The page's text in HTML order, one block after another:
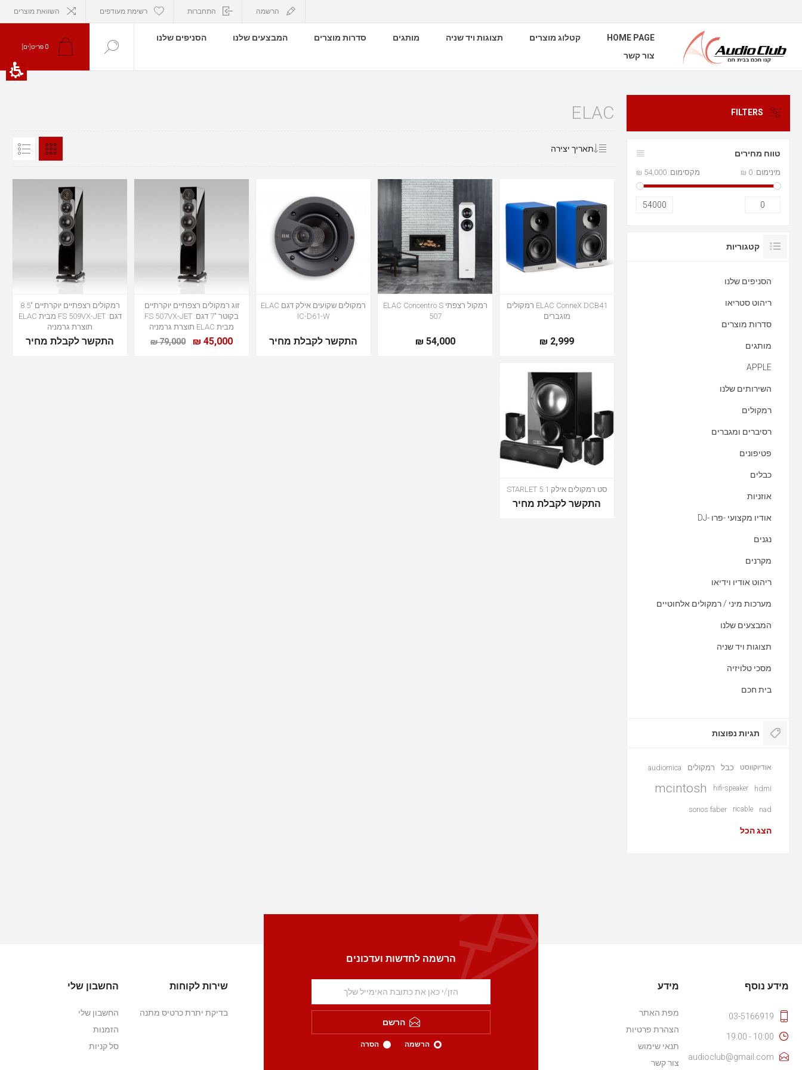
הרשמה התחברות רשימת מעודפים השוואת מוצרים
HOME PAGE קטלוג מוצרים תצוגות ויד שניה מותגים סדרות מוצרים המבצעים שלנו
הסניפים שלנו
צור קשר
0 פריט[ים]
ELAC
ELAC ConneX DCB41 רמקולים
מוגברים
2,999 ₪
רמקול רצפתי ELAC Concentro S
507
54,000 ₪
רמקולים שקועים אילק דגם ELAC
IC-D61-W
התקשר לקבלת מחיר
זוג רמקולים רצפתיים יוקרתיים
בקוטר "7 דגם: FS 507VX-JET
מבית ELAC תוצרת גרמניה
45,000 ₪
79,000 ₪
רמקולים רצפתיים יוקרתיים "8.5
דגם: FS 509VX-JET מבית ELAC
תוצרת גרמניה
התקשר לקבלת מחיר
סט רמקולים אילק STARLET 5.1
התקשר לקבלת מחיר
FILTERS
טווח מחירים
מינימום: 0 ₪ מקסימום: 54,000 ₪
0
54000
קטגוריות
הסניפים שלנו
ריהוט סטריאו
סדרות מוצרים
מותגים
APPLE
השירותים שלנו
רמקולים
רסיברים ומגברים
פטיפונים
כבלים
אוזניות
אודיו מקצועי -פרו -DJ
נגנים
מקרנים
ריהוט אודיו וידיאו
מערכות מיני / רמקולים אלחוטיים
המבצעים שלנו
תצוגות ויד שניה
מסכי טלויזיה
בית חכם
תגיות נפוצות
אודיוקווסט כבל רמקולים audiomica
hdmi
hifi-speaker
mcintosh
nad
ricable
sonos faber
הצג הכל
הרשמה לחדשות ועדכונים
הרשם
הרשמה הסרה
מידע נוסף
03-5166919
10:00 - 19:00
audioclub@gmail.com
מידע
מפת האתר
הצהרת פרטיות
תנאי שימוש
צור קשר
שירות לקוחות
בדיקת יתרת כרטיס מתנה
החשבון שלי
החשבון שלי
הזמנות
סל קניות